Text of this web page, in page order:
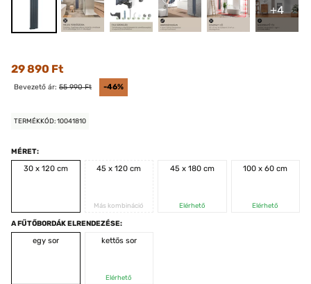
+4
29 890 Ft
Bevezető ár: 55 990 Ft -46%
TERMÉKKÓD: 10041810
MÉRET:
30 x 120 cm
45 x 120 cm
Más kombináció
45 x 180 cm
Elérhető
100 x 60 cm
Elérhető
A FŰTŐBORDÁK ELRENDEZÉSE:
egy sor
kettős sor
Elérhető